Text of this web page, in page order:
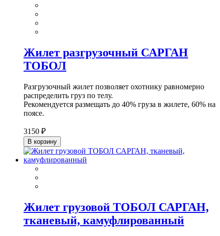
Жилет разгрузочный САРГАН
ТОБОЛ
Разгрузочный жилет позволяет охотнику равномерно
распределить груз по телу.
Рекомендуется размещать до 40% груза в жилете, 60% на
поясе.
3150 ₽
В корзину
Жилет грузовой ТОБОЛ САРГАН,
тканевый, камуфлированный